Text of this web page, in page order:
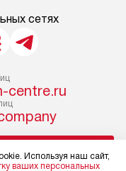
сетях
centre.ru
Используя наш сайт,
ваших персональных